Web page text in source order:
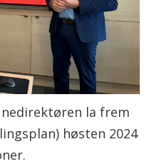
la frem
høsten 2024